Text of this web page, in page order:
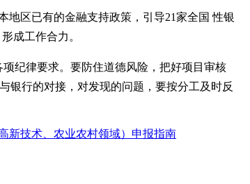
区已有的金融支持政策，引导21家全国 性银
成工作合力。
纪律要求。要防住道德风险，把好项目审核
银行的对接，对发现的问题，要按分工及时反
新技术、农业农村领域）申报指南